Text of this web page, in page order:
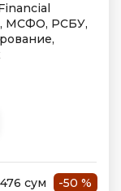
МСФО, РСБУ,
сум
-50 %